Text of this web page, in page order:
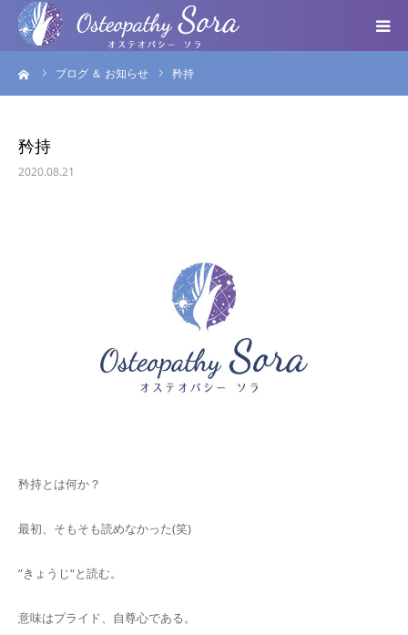
ブログ ＆ お知らせ 矜持
矜持
2020.08.21
矜持とは何か？
最初、そもそも読めなかった(笑)
”きょうじ“と読む。
意味はプライド、自尊心である。
ABOUT
MENU
個人情報保護方針